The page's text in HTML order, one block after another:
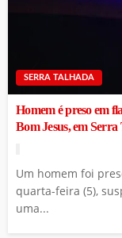
SERRA TALHADA
Homem é preso em
Bom Jesus, em Serra
Um homem foi
quarta-feira (5),
uma...